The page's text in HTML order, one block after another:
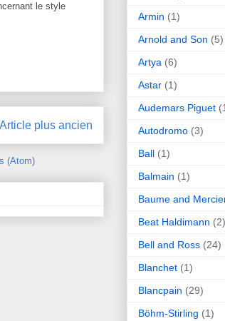
le style
Article plus ancien
(Atom)
Armin (1)
Arnold and Son (5)
Artya (6)
Astar (1)
Audemars Piguet
Autodromo (3)
Ball (1)
Balmain (1)
Baume and
Beat Haldimann (2)
Bell and Ross (24)
Blanchet (1)
Blancpain (29)
Böhm-Stirling (1)